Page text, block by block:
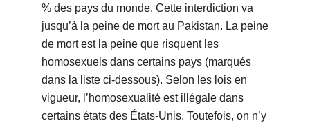
% des pays du monde. Cette interdiction va
jusqu’à la peine de mort au Pakistan. La peine
de mort est la peine que risquent les
homosexuels dans certains pays (marqués
dans la liste ci-dessous). Selon les lois en
vigueur, l’homosexualité est illégale dans
certains états des États-Unis. Toutefois, on n’y